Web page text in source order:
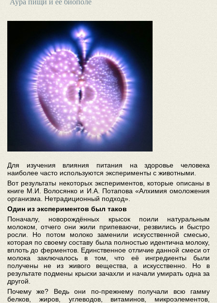
Аура пищи и ее биополе
Для изучения влияния питания на здоровье человека
наиболее часто используются эксперименты с животными.
Вот результаты некоторых экспериментов, которые описаны в
книге М.И. Волосянко и И.А. Потапова «Алхимия омоложения
организма. Нетрадиционный подход».
Один из экспериментов был таков
Поначалу, новорождённых крысок поили натуральным
молоком, отчего они жили припеваючи, резвились и быстро
росли. Но потом молоко заменили искусственной смесью,
которая по своему составу была полностью идентична молоку,
вплоть до ферментов. Единственное отличие данной смеси от
молока заключалось в том, что её ингредиенты были
получены не из живого вещества, а искусственно. Но в
результате подмены крыски зачахли и начали умирать одна за
другой.
Почему же? Ведь они по-прежнему получали всю гамму
белков, жиров, углеводов, витаминов, микроэлементов,